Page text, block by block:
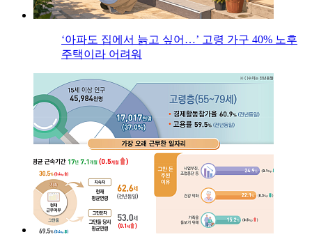
‘아파도 집에서 늙고 싶어…’ 고령 가구 40% 노후
주택이라 어려워